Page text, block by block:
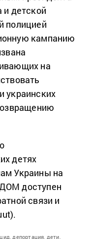
и детской
полицией
кампанию
на
украинских
детях
Украины на
доступен
связи и
депортация, дети,